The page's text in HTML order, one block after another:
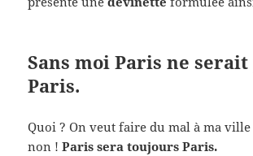
Sans moi Paris ne serait
Paris.
Quoi ? On veut faire du mal à ma ville
non !Paris sera toujours Paris.